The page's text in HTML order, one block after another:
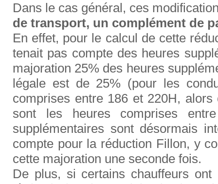
Dans le cas général, ces
de transport, un complément de
En effet, pour le calcul de cette
tenait pas compte des heures
majoration 25% des heures
légale est de 25% (pour les
comprises entre 186 et 220H,
sont les heures comprises
supplémentaires sont désormais
compte pour la réduction Fillon, y
cette majoration une seconde fois.
De plus, si certains chauffeurs